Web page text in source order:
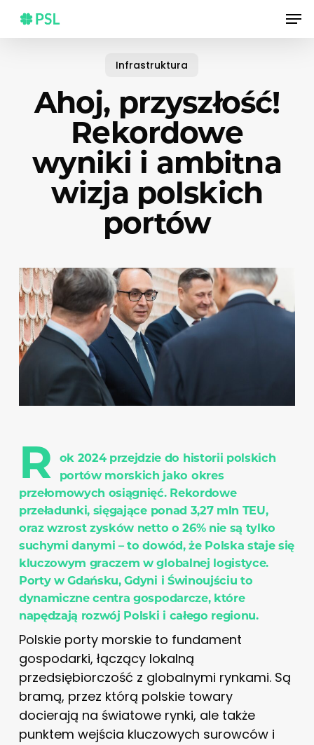
main
Infrastruktura
Ahoj, przyszłość!
Rekordowe
wyniki i ambitna
wizja polskich
portów
R
ok 2024 przejdzie do historii polskich
portów morskich jako okres
przełomowych osiągnięć. Rekordowe
przeładunki, sięgające ponad 3,27 mln TEU,
oraz wzrost zysków netto o 26% nie są tylko
suchymi danymi – to dowód, że Polska staje się
kluczowym graczem w globalnej logistyce.
Porty w Gdańsku, Gdyni i Świnoujściu to
dynamiczne centra gospodarcze, które
napędzają rozwój Polski i całego regionu.
Polskie porty morskie to fundament
gospodarki, łączący lokalną
przedsiębiorczość z globalnymi rynkami. Są
bramą, przez którą polskie towary
docierają na światowe rynki, ale także
punktem wejścia kluczowych surowców i